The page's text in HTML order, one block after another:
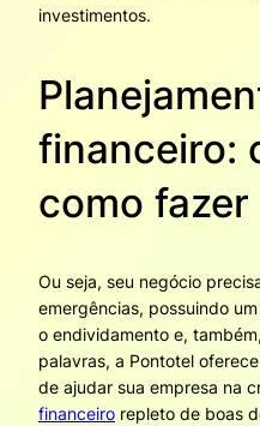
investimentos.
financeiro:
como fazer
Ou seja, seu negócio
emergências, possuindo
o endividamento e,
palavras, a Pontotel
de ajudar sua empresa na
financeiro repleto de boas